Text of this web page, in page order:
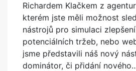
Richardem Klačkem z
kterém jste měli možnost
nástrojů pro simulaci
potenciálních tržeb, nebo
jsme představili náš nový
dominátor, či přidání